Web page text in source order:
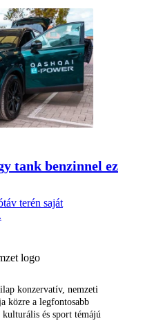
tank benzinnel ez
terén saját
konzervatív, nemzeti
közre a legfontosabb
és sport témájú